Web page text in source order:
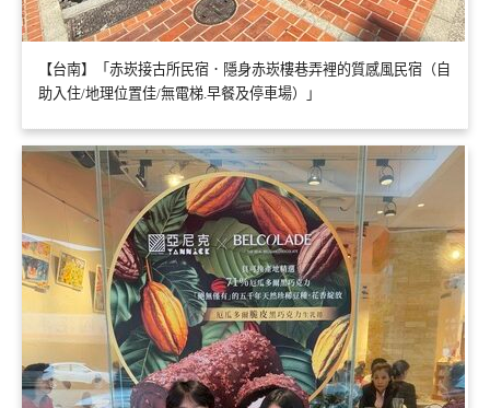
【台南】「赤崁接古所民宿．隱身赤崁樓巷弄裡的質感風民宿（自
助入住/地理位置佳/無電梯.早餐及停車場）」